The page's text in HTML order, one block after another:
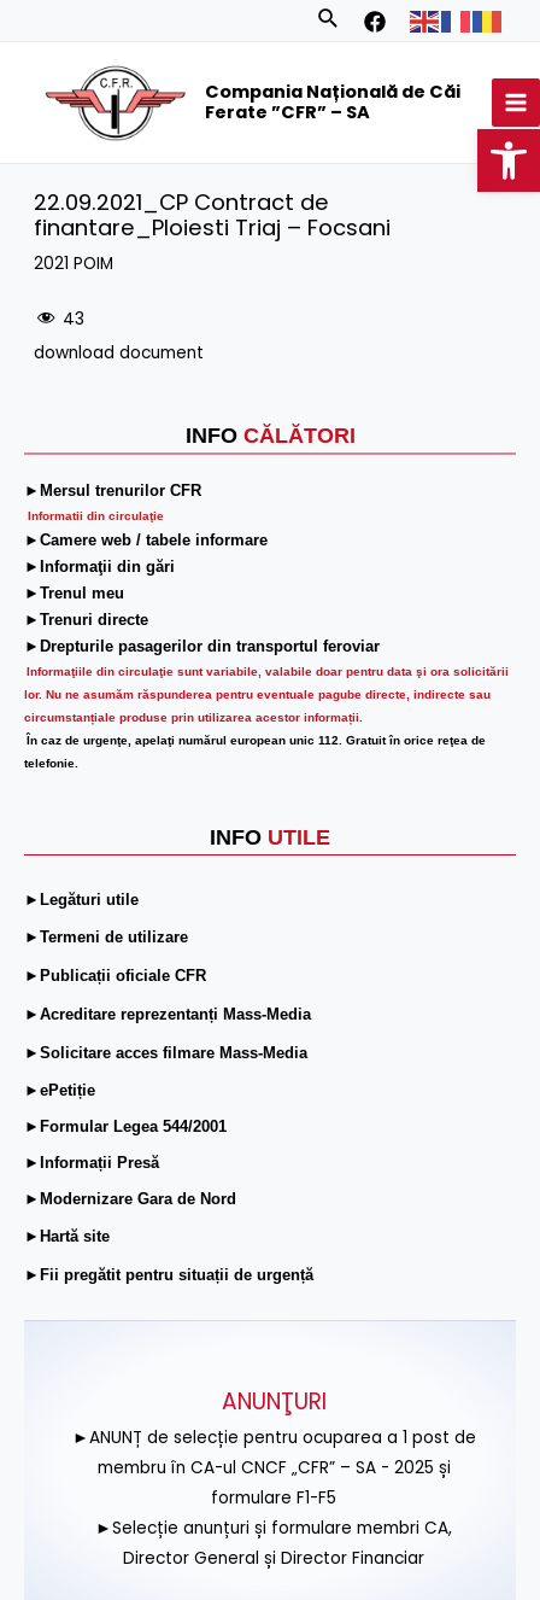
Search
Compania Națională de Căi
Ferate ”CFR” – SA
INFO CĂLĂTORI
►Mersul trenurilor CFR
Informatii din circulaţie
►Camere web / tabele informare
►Informaţii din gări
►Trenul meu
►Trenuri directe
►Drepturile pasagerilor din transportul feroviar
Informaţiile din circulaţie sunt variabile, valabile doar pentru data şi ora solicitării
lor. Nu ne asumăm răspunderea pentru eventuale pagube directe, indirecte sau
circumstanțiale produse prin utilizarea acestor informații.
În caz de urgenţe, apelaţi numărul european unic 112. Gratuit în orice reţea de
telefonie.
INFO UTILE
►Legături utile
►Termeni de utilizare
►Publicații oficiale CFR
►Acreditare reprezentanți Mass-Media
►Solicitare acces filmare Mass-Media
►ePetiție
►Formular Legea 544/2001
►Informații Presă
►Modernizare Gara de Nord
►Hartă site
►Fii pregătit pentru situații de urgență
22.09.2021_CP Contract de
finantare_Ploiesti Triaj – Focsani
2021 POIM
43
download document
ANUNŢURI
►ANUNȚ de selecție pentru ocuparea a 1 post de
membru în CA-ul CNCF „CFR” – SA - 2025 și
formulare F1-F5
►Selecție anunțuri și formulare membri CA,
Director General și Director Financiar